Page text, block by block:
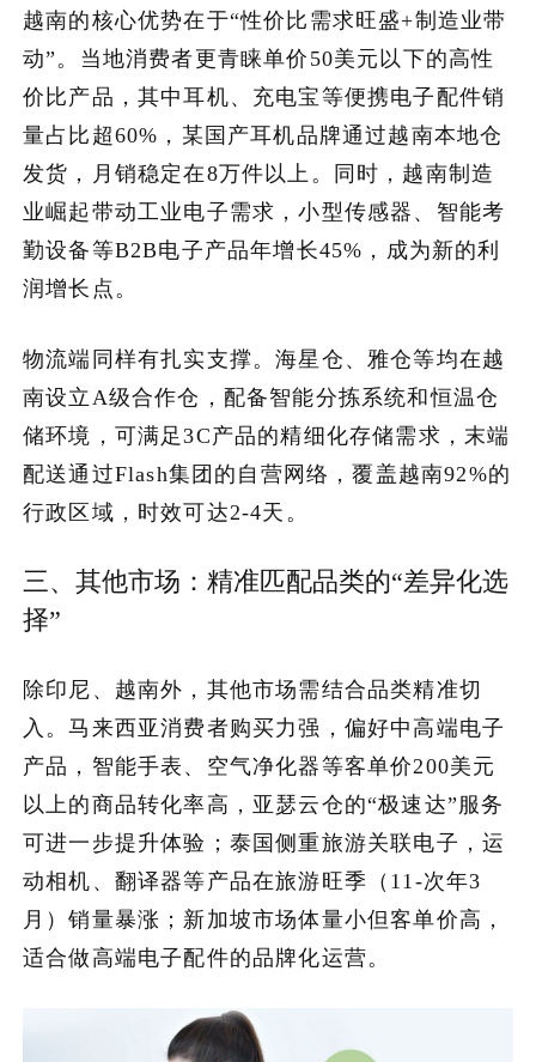
越南的核心优势在于“性价比需求旺盛+制造业带
动”。当地消费者更青睐单价50美元以下的高性
价比产品，其中耳机、充电宝等便携电子配件销
量占比超60%，某国产耳机品牌通过越南本地仓
发货，月销稳定在8万件以上。同时，越南制造
业崛起带动工业电子需求，小型传感器、智能考
勤设备等B2B电子产品年增长45%，成为新的利
润增长点。
物流端同样有扎实支撑。海星仓、雅仓等均在越
南设立A级合作仓，配备智能分拣系统和恒温仓
储环境，可满足3C产品的精细化存储需求，末端
配送通过Flash集团的自营网络，覆盖越南92%的
行政区域，时效可达2-4天。
三、其他市场：精准匹配品类的“差异化选
择”
除印尼、越南外，其他市场需结合品类精准切
入。马来西亚消费者购买力强，偏好中高端电子
产品，智能手表、空气净化器等客单价200美元
以上的商品转化率高，亚瑟云仓的“极速达”服务
可进一步提升体验；泰国侧重旅游关联电子，运
动相机、翻译器等产品在旅游旺季（11-次年3
月）销量暴涨；新加坡市场体量小但客单价高，
适合做高端电子配件的品牌化运营。